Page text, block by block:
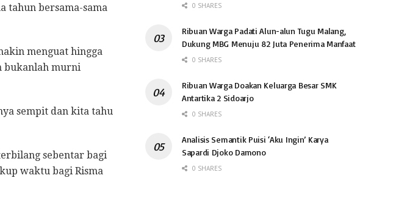
tahun bersama-sama
menguat hingga
bukanlah murni
sempit dan kita tahu
sebentar bagi
waktu bagi Risma
0 SHARES
Ribuan Warga Padati Alun-alun Tugu Malang,
Dukung MBG Menuju 82 Juta Penerima Manfaat
0 SHARES
Ribuan Warga Doakan Keluarga Besar SMK
Antartika 2 Sidoarjo
0 SHARES
Analisis Semantik Puisi ‘Aku Ingin’ Karya
Sapardi Djoko Damono
0 SHARES